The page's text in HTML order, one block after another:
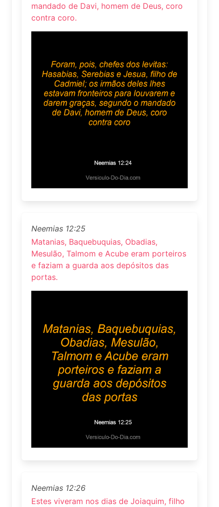
mandado de Davi, homem de Deus, coro
contra coro.
Neemias 12:25
Matanias, Baquebuquias, Obadias,
Mesulão, Talmom e Acube eram porteiros
e faziam a guarda aos depósitos das
portas.
Neemias 12:26
Estes viveram nos dias de Joiaquim, filho